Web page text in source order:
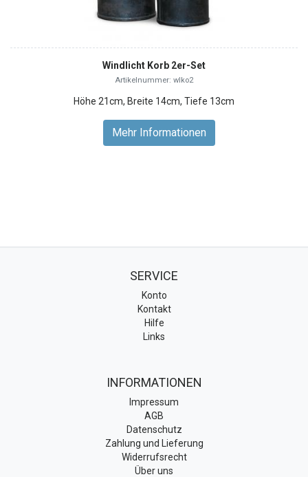
Windlicht Korb 2er-Set
Artikelnummer: wlko2
Höhe 21cm, Breite 14cm, Tiefe 13cm
Mehr Informationen
SERVICE
Konto
Kontakt
Hilfe
Links
INFORMATIONEN
Impressum
AGB
Datenschutz
Zahlung und Lieferung
Widerrufsrecht
Über uns